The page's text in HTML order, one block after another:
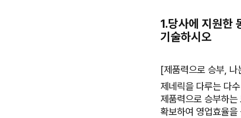
1.당사에 지원한
기술하시오
[제품력으로 승부,
제네릭을 다루는 다
제품력으로 승부하
확보하여 영업효율